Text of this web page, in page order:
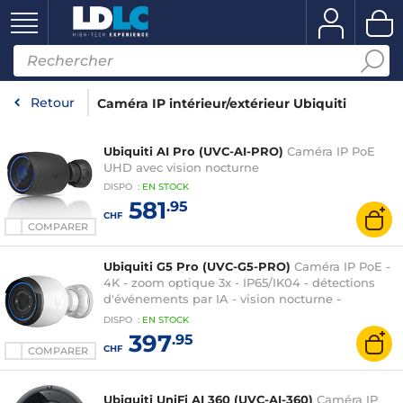
Retour Caméra IP intérieur/extérieur Ubiquiti
COMPARER
Ubiquiti AI Pro (UVC-AI-PRO) Caméra IP PoE
UHD avec vision nocturne
DISPO : EN STOCK
CHF581.95
COMPARER
Ubiquiti G5 Pro (UVC-G5-PRO) Caméra IP PoE -
4K - zoom optique 3x - IP65/IK04 - détections
d'événements par IA - vision nocturne -
microphone intégré
DISPO : EN STOCK
CHF397.95
Ubiquiti UniFi AI 360 (UVC-AI-360) Caméra IP